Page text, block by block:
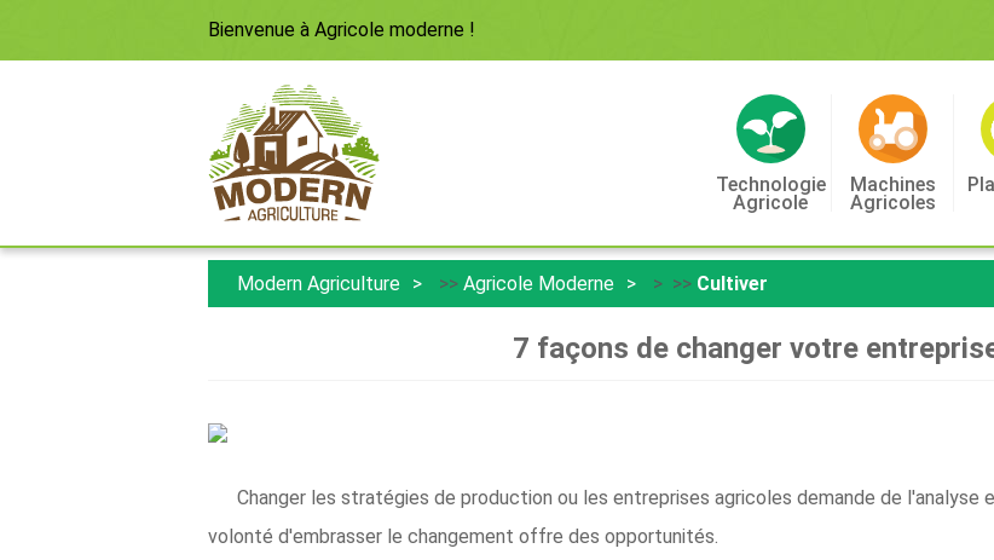
Bienvenue à Agricole moderne !
Technologie
Agricole
Machines
Agricoles
Modern Agriculture >> Agricole Moderne > >> Cultiver
7 façons de changer votre
Changer les stratégies de production ou les entreprises agricoles demande de l'analyse
volonté d'embrasser le changement offre des opportunités.